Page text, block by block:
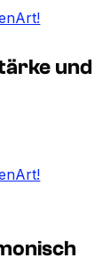
und